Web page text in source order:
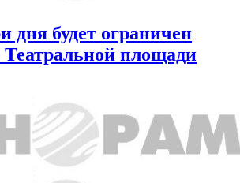
дня будет ограничен
площади